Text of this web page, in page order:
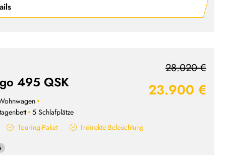
495 QSK
5 Schlafplätze
23.900 €
28.020 €
Touring-Paket Indirekte Beleuchtung